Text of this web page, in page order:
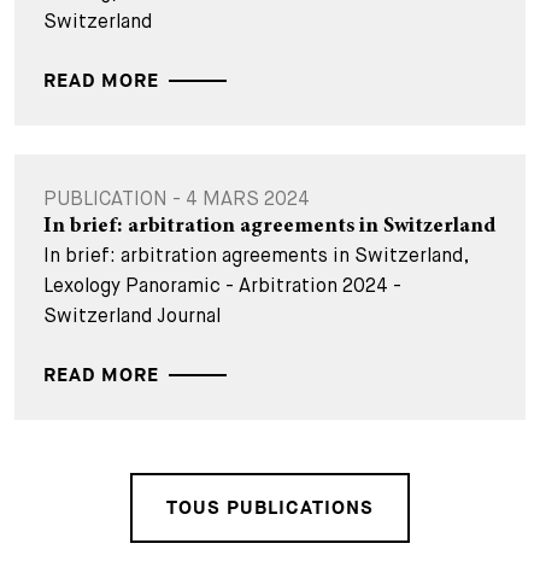
Switzerland
READ MORE
PUBLICATION - 4 MARS 2024
In brief: arbitration agreements in Switzerland
In brief: arbitration agreements in Switzerland,
Lexology Panoramic - Arbitration 2024 -
Switzerland Journal
READ MORE
TOUS PUBLICATIONS